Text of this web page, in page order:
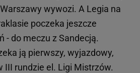
wywozi. A Legia na
poczeka jeszcze
- do meczu z Sandecją.
ją pierwszy, wyjazdowy,
III rundzie el. Ligi Mistrzów.